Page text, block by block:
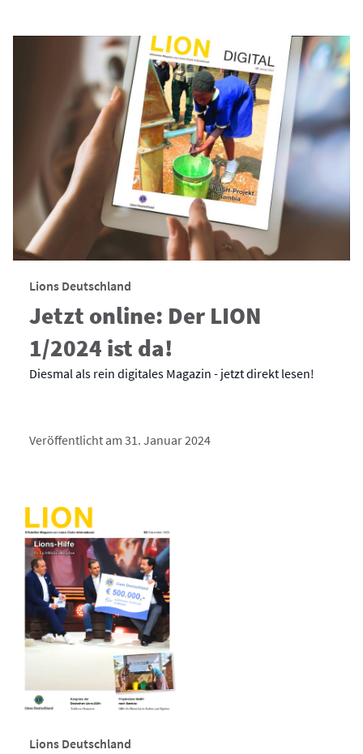
Lions Deutschland
Jetzt online: Der LION
1/2024 ist da!
Diesmal als rein digitales Magazin - jetzt direkt lesen!
Veröffentlicht am 31. Januar 2024
Lions Deutschland